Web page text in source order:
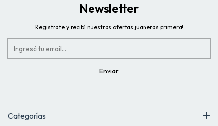
Newsletter
Registrate y recibí nuestras ofertas juaneras primera!
Categorías